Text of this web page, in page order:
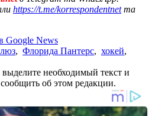
https://t.me/korrespondentnetта
Google News
, Флорида Пантерс, хокей,
необходимый текст и
об этом редакции.